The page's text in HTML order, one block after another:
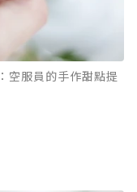
空服員的手作甜點提